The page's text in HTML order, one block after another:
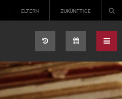
ELTERN ZUKÜNFTIGE